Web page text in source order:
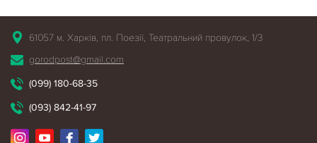
61057 м. Харків, пл. Поезії, Театральний провулок, 1/3
gorodpost@gmail.com
(099) 180-68-35
(093) 842-41-97